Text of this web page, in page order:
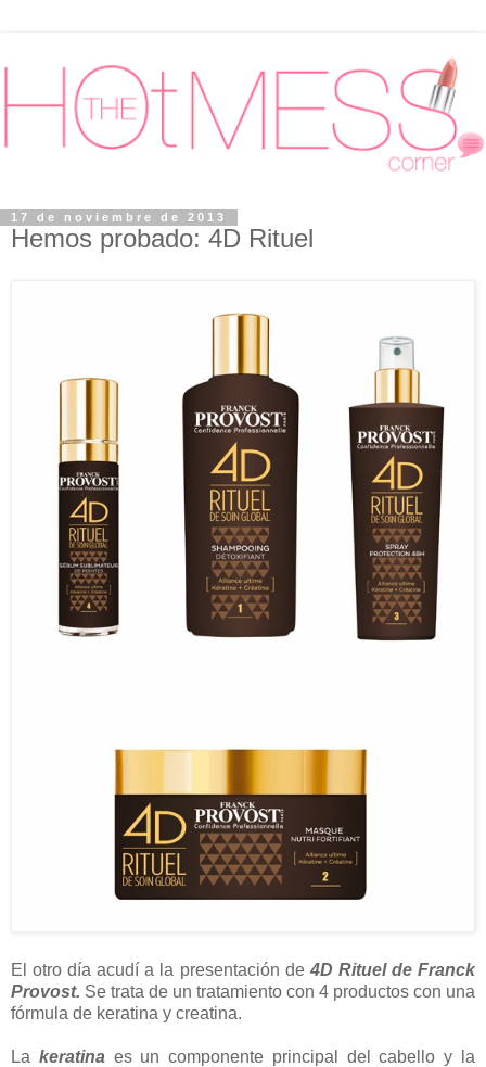
17 de noviembre de 2013
Hemos probado: 4D Rituel
El otro día acudí a la presentación de 4D Rituel de Franck
Provost. Se trata de un tratamiento con 4 productos con una
fórmula de keratina y creatina.
La keratina es un componente principal del cabello y la